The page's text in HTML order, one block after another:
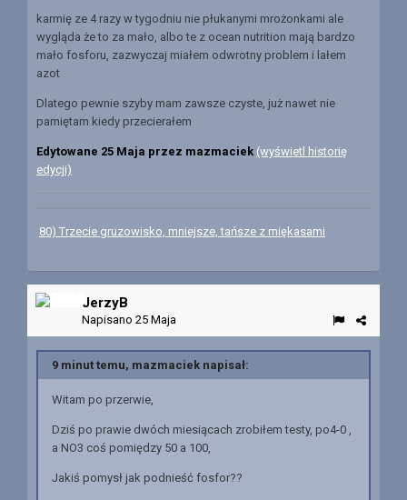
karmię ze 4 razy w tygodniu nie płukanymi mrożonkami ale
wygląda że to za mało, albo te z ocean nutrition mają bardzo
mało fosforu, zazwyczaj miałem odwrotny problem i lałem
azot
Dlatego pewnie szyby mam zawsze czyste, już nawet nie
pamiętam kiedy przecierałem
Edytowane 25 Maja przez mazmaciek (wyświetl historię
edycji)
80) Trzecie gruzowisko, mniejsze, tańsze z miękasami
JerzyB
Napisano 25 Maja
9 minut temu, mazmaciek napisał:
Witam po przerwie,
Dziś po prawie dwóch miesiącach zrobiłem testy, po4-0 ,
a NO3 coś pomiędzy 50 a 100,
Jakiś pomysł jak podnieść fosfor??